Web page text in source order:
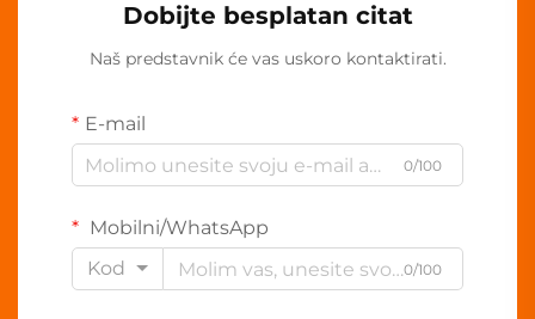
Dobijte besplatan citat
Naš predstavnik će vas uskoro kontaktirati.
E-mail
0/100
Mobilni/WhatsApp
Kod
0/100